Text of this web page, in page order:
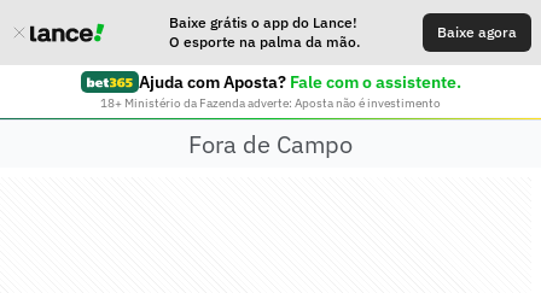
Baixe grátis o app do Lance!
O esporte na palma da mão.
Baixe agora
Ajuda com Aposta? Fale com o assistente.
18+ Ministério da Fazenda adverte: Aposta não é investimento
Fora de Campo